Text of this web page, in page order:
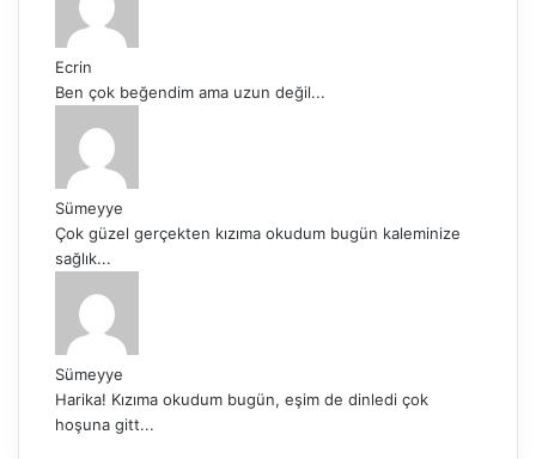
Ecrin
Ben çok beğendim ama uzun değil...
Sümeyye
Çok güzel gerçekten kızıma okudum bugün kaleminize
sağlık...
Sümeyye
Harika! Kızıma okudum bugün, eşim de dinledi çok
hoşuna gitt...